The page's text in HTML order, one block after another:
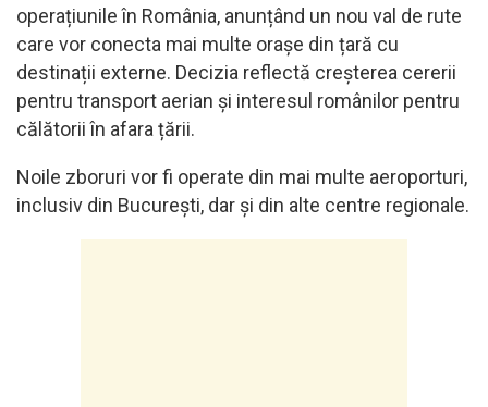
operațiunile în România, anunțând un nou val de rute
care vor conecta mai multe orașe din țară cu
destinații externe. Decizia reflectă creșterea cererii
pentru transport aerian și interesul românilor pentru
călătorii în afara țării.
Noile zboruri vor fi operate din mai multe aeroporturi,
inclusiv din București, dar și din alte centre regionale.